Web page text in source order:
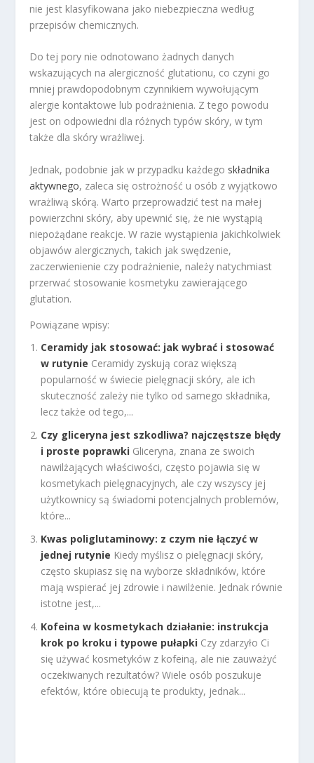
nie jest klasyfikowana jako niebezpieczna według
przepisów chemicznych.
Do tej pory nie odnotowano żadnych danych
wskazujących na alergiczność glutationu, co czyni go
mniej prawdopodobnym czynnikiem wywołującym
alergie kontaktowe lub podrażnienia. Z tego powodu
jest on odpowiedni dla różnych typów skóry, w tym
także dla skóry wrażliwej.
Jednak, podobnie jak w przypadku każdego składnika
aktywnego, zaleca się ostrożność u osób z wyjątkowo
wrażliwą skórą. Warto przeprowadzić test na małej
powierzchni skóry, aby upewnić się, że nie wystąpią
niepożądane reakcje. W razie wystąpienia jakichkolwiek
objawów alergicznych, takich jak swędzenie,
zaczerwienienie czy podrażnienie, należy natychmiast
przerwać stosowanie kosmetyku zawierającego
glutation.
Powiązane wpisy:
Ceramidy jak stosować: jak wybrać i stosować
w rutynie Ceramidy zyskują coraz większą
popularność w świecie pielęgnacji skóry, ale ich
skuteczność zależy nie tylko od samego składnika,
lecz także od tego,...
Czy gliceryna jest szkodliwa? najczęstsze błędy
i proste poprawki Gliceryna, znana ze swoich
nawilżających właściwości, często pojawia się w
kosmetykach pielęgnacyjnych, ale czy wszyscy jej
użytkownicy są świadomi potencjalnych problemów,
które...
Kwas poliglutaminowy: z czym nie łączyć w
jednej rutynie Kiedy myślisz o pielęgnacji skóry,
często skupiasz się na wyborze składników, które
mają wspierać jej zdrowie i nawilżenie. Jednak równie
istotne jest,...
Kofeina w kosmetykach działanie: instrukcja
krok po kroku i typowe pułapki Czy zdarzyło Ci
się używać kosmetyków z kofeiną, ale nie zauważyć
oczekiwanych rezultatów? Wiele osób poszukuje
efektów, które obiecują te produkty, jednak...